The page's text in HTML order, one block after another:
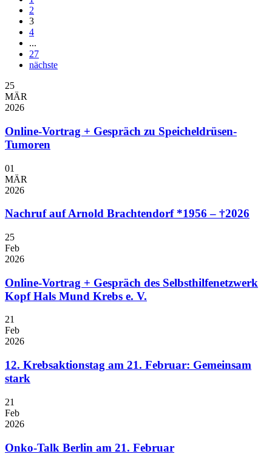
2
3
4
...
27
nächste
25
MÄR
2026
Online-Vortrag + Gespräch zu Speicheldrüsen-
Tumoren
01
MÄR
2026
Nachruf auf Arnold Brachtendorf *1956 – †2026
25
Feb
2026
Online-Vortrag + Gespräch des Selbsthilfenetzwerk
Kopf Hals Mund Krebs e. V.
21
Feb
2026
12. Krebsaktionstag am 21. Februar: Gemeinsam
stark
21
Feb
2026
Onko-Talk Berlin am 21. Februar